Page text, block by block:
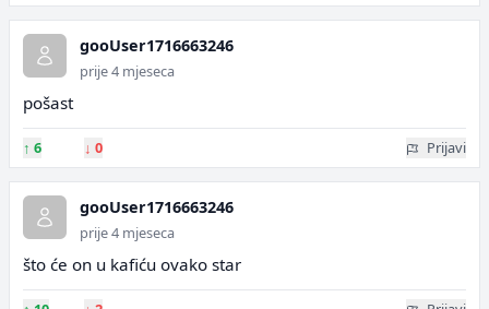
gooUser1716663246
prije 4 mjeseca
pošast
↑ 6 ↓ 0 Prijavi
gooUser1716663246
prije 4 mjeseca
što će on u kafiću ovako star